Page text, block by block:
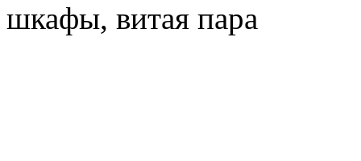
шкафы, витая пара